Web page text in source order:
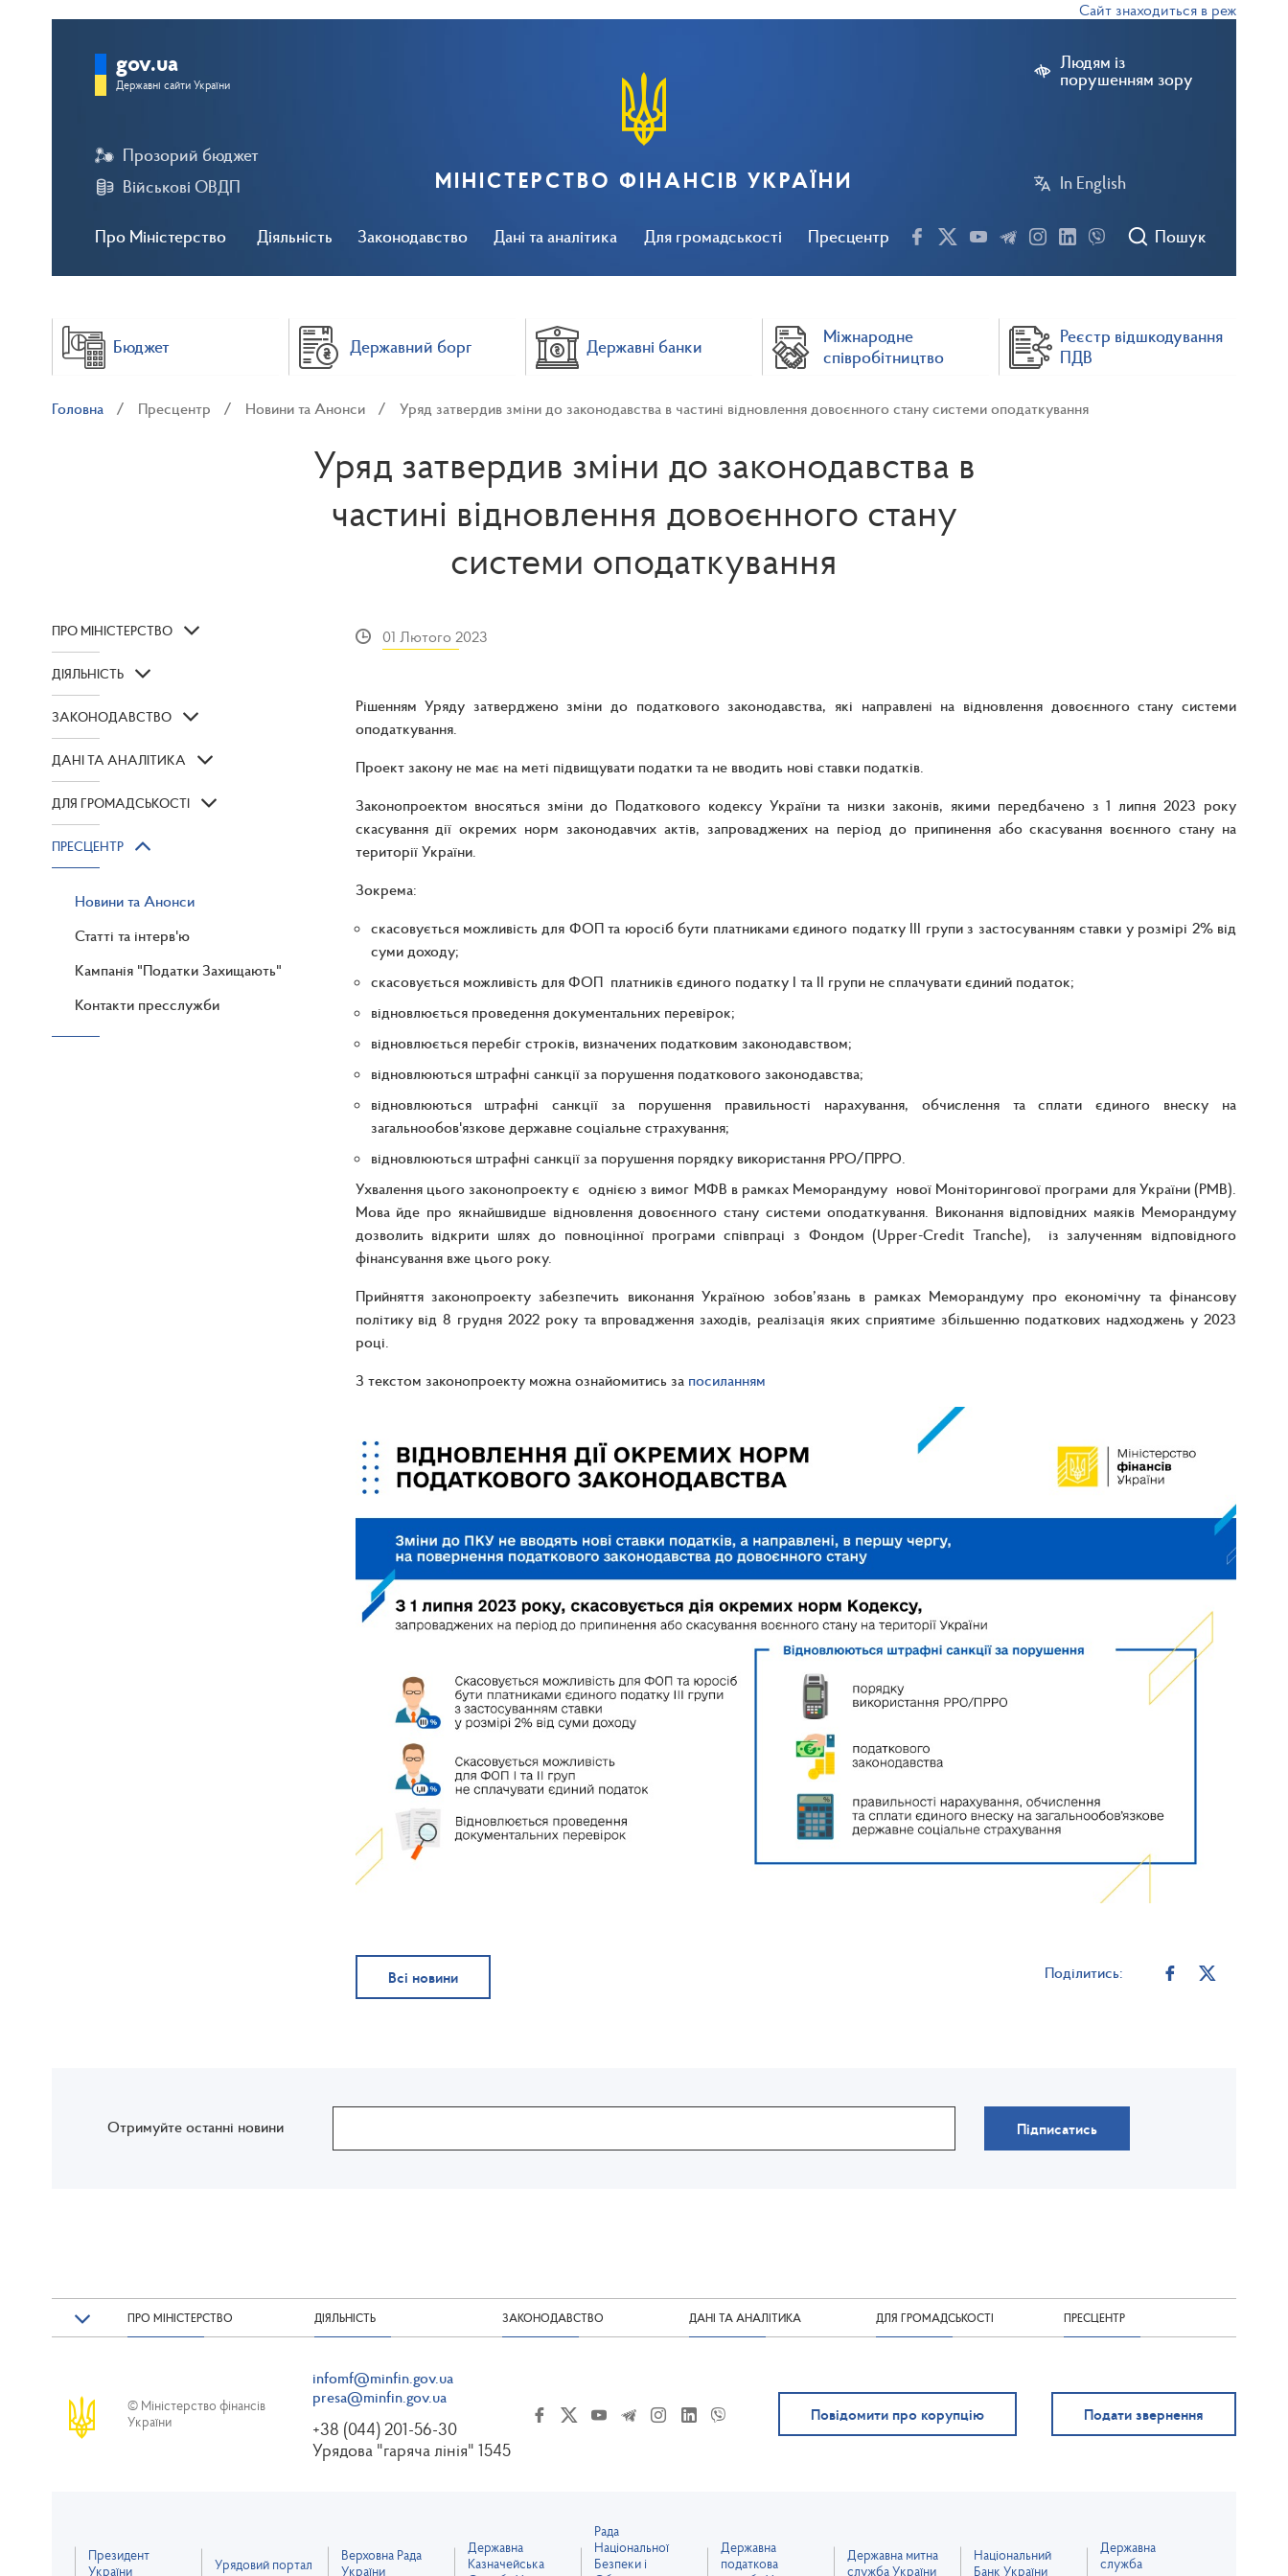
Сайт знаходиться в режимі
Людям із
порушенням зору
In English
Про Міністерство Діяльність Законодавство Дані та аналітика Для громадськості Пресцентр
Прозорий бюджет
Військові ОВДП
Пошук
gov.ua
Державні сайти України
МІНІСТЕРСТВО ФІНАНСІВ УКРАЇНИ
Бюджет Державний борг Державні банки
Міжнародне
співробітництво
Реєстр відшкодування
ПДВ
Головна Пресцентр Новини та Анонси Уряд затвердив зміни до законодавства в частині відновлення довоєнного стану системи оподаткування
Уряд затвердив зміни до законодавства в
частині відновлення довоєнного стану
системи оподаткування
ПРО МІНІСТЕРСТВО
ДІЯЛЬНІСТЬ
ЗАКОНОДАВСТВО
ДАНІ ТА АНАЛІТИКА
ДЛЯ ГРОМАДСЬКОСТІ
ПРЕСЦЕНТР
Новини та Анонси
Статті та інтерв'ю
Кампанія "Податки Захищають"
Контакти пресслужби
01 Лютого 2023
Рішенням Уряду затверджено зміни до податкового законодавства, які направлені на відновлення довоєнного стану системи
оподаткування.
Проект закону не має на меті підвищувати податки та не вводить нові ставки податків.
Законопроектом вносяться зміни до Податкового кодексу України та низки законів, якими передбачено з 1 липня 2023 року
скасування дії окремих норм законодавчих актів, запроваджених на період до припинення або скасування воєнного стану на
території України.
Зокрема:
скасовується можливість для ФОП та юросіб бути платниками єдиного податку ІІІ групи з застосуванням ставки у розмірі 2% від
суми доходу;
скасовується можливість для ФОП платників єдиного податку І та ІІ групи не сплачувати єдиний податок;
відновлюється проведення документальних перевірок;
відновлюється перебіг строків, визначених податковим законодавством;
відновлюються штрафні санкції за порушення податкового законодавства;
відновлюються штрафні санкції за порушення правильності нарахування, обчислення та сплати єдиного внеску на
загальнообов'язкове державне соціальне страхування;
відновлюються штрафні санкції за порушення порядку використання РРО/ПРРО.
Ухвалення цього законопроекту є однією з вимог МФВ в рамках Меморандуму нової Моніторингової програми для України (PMB).
Мова йде про якнайшвидше відновлення довоєнного стану системи оподаткування. Виконання відповідних маяків Меморандуму
дозволить відкрити шлях до повноцінної програми співпраці з Фондом (Upper-Credit Tranche), із залученням відповідного
фінансування вже цього року.
Прийняття законопроекту забезпечить виконання Україною зобов’язань в рамках Меморандуму про економічну та фінансову
політику від 8 грудня 2022 року та впровадження заходів, реалізація яких сприятиме збільшенню податкових надходжень у 2023
році.
З текстом законопроекту можна ознайомитись за посиланням
Всі новини Поділитись:
Отримуйте останні новини Підписатись
ПРО МІНІСТЕРСТВО ДІЯЛЬНІСТЬ ЗАКОНОДАВСТВО ДАНІ ТА АНАЛІТИКА ДЛЯ ГРОМАДСЬКОСТІ ПРЕСЦЕНТР
© Міністерство фінансів
України
infomf@minfin.gov.ua
presa@minfin.gov.ua
+38 (044) 201-56-30
Урядова "гаряча лінія" 1545
Повідомити про корупцію Подати звернення
Президент
України
Урядовий портал
Верховна Рада
України
Державна
Казначейська
Рада
Національної
Безпеки і
Державна
податкова
Державна митна
служба України
Національний
Банк України
Державна
служба